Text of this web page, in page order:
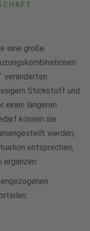
eine große
veränderten
Stickstoff und
einen längeren
können sie
werden,
entsprechen,
ergänzen.